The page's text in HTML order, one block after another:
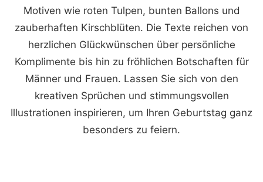
Motiven wie roten Tulpen, bunten Ballons und
zauberhaften Kirschblüten. Die Texte reichen von
herzlichen Glückwünschen über persönliche
Komplimente bis hin zu fröhlichen Botschaften für
Männer und Frauen. Lassen Sie sich von den
kreativen Sprüchen und stimmungsvollen
Illustrationen inspirieren, um Ihren Geburtstag ganz
besonders zu feiern.